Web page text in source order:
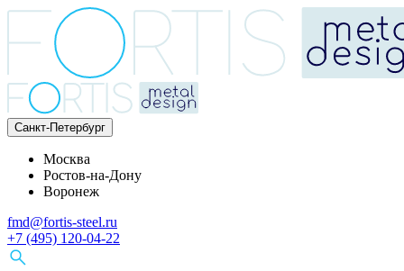
Санкт-Петербург
Москва
Ростов-на-Дону
Воронеж
fmd@fortis-steel.ru
+7 (495) 120-04-22